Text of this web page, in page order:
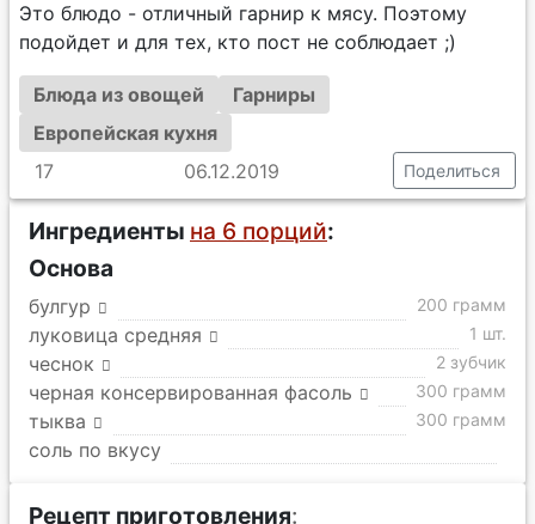
Это блюдо - отличный гарнир к мясу. Поэтому
подойдет и для тех, кто пост не соблюдает ;)
Блюда из овощей
Гарниры
Европейская кухня
17
06.12.2019 Поделиться
Ингредиенты на 6 порций:
Основа
булгур 200 грамм
луковица средняя 1 шт.
чеснок 2 зубчик
черная консервированная фасоль 300 грамм
тыква 300 грамм
соль по вкусу
Рецепт приготовления: